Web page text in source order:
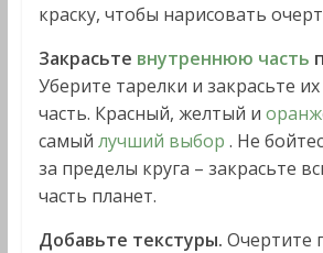
краску, чтобы нарисовать
Закрасьте внутреннюю часть
Уберите тарелки и закрасьте
часть. Красный, желтый и
самый лучший выбор . Не
за пределы круга – закрасьте
часть планет.
Добавьте текстуры. Очертите